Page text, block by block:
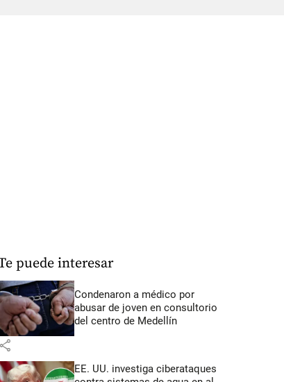
puede interesar
Condenaron a médico por
abusar de joven en consultorio
del centro de Medellín
share
EE. UU. investiga ciberataques